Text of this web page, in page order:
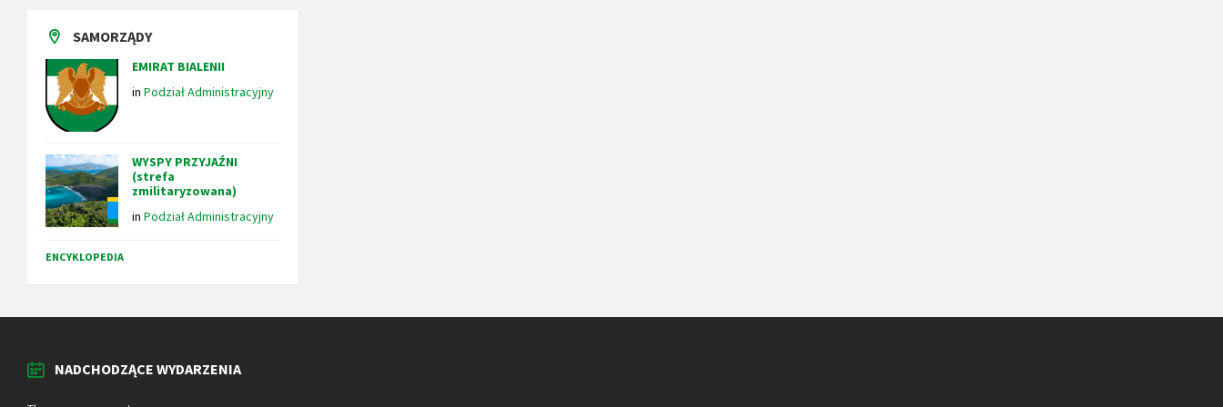
SAMORZĄDY
EMIRAT BIALENII
in Podział Administracyjny
WYSPY PRZYJAŹNI
(strefa
zmilitaryzowana)
in Podział Administracyjny
ENCYKLOPEDIA
NADCHODZĄCE WYDARZENIA